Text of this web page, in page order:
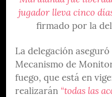
jugador lleva cinco
firmado por la
La delegación
Mecanismo de
fuego, que está en
realizarán “todas las